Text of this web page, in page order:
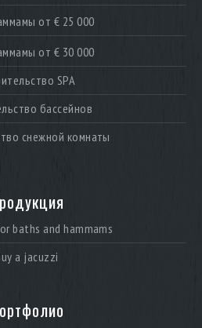
от € 25 000
от € 30 000
SPA
бассейнов
снежной комнаты
baths and hammams
a jacuzzi